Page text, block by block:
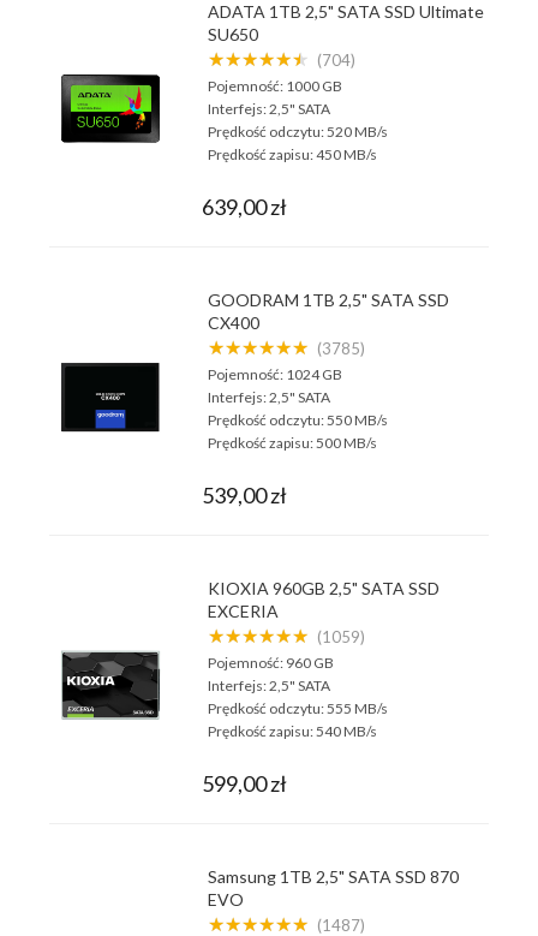
ADATA 1TB 2,5" SATA SSD Ultimate
SU650
★★★★★★ (704)
Pojemność: 1000 GB
Interfejs:2,5" SATA
Prędkość odczytu:520 MB/s
Prędkość zapisu:450 MB/s
639,00 zł
GOODRAM 1TB 2,5" SATA SSD
CX400
★★★★★★ (3785)
Pojemność: 1024 GB
Interfejs:2,5" SATA
Prędkość odczytu:550 MB/s
Prędkość zapisu:500 MB/s
539,00 zł
KIOXIA 960GB 2,5" SATA SSD
EXCERIA
★★★★★★ (1059)
Pojemność: 960 GB
Interfejs:2,5" SATA
Prędkość odczytu:555 MB/s
Prędkość zapisu:540 MB/s
599,00 zł
Samsung 1TB 2,5" SATA SSD 870
EVO
★★★★★★ (1487)